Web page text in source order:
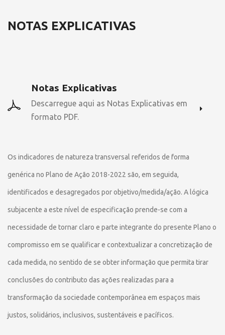
NOTAS EXPLICATIVAS
Notas Explicativas
Descarregue aqui as Notas Explicativas em
formato PDF.
Os indicadores de natureza transversal referidos de forma
genérica no Plano de Ação 2018-2022 são, em seguida,
identificados e desagregados por objetivo/medida/ação. A lógica
subjacente a este nível de especificação prende-se com a
necessidade de tornar claro e parte integrante do presente Plano o
compromisso em se qualificar e contextualizar a concretização de
cada medida, no sentido de se obter informação que permita tirar
conclusões do contributo das ações realizadas para a
transformação da sociedade contemporânea em espaços mais
justos, solidários, inclusivos, sustentáveis e pacíficos.